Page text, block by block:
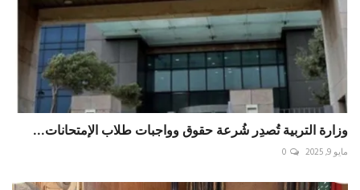
وزارة التربية تُصدِر شُرعة حقوق وواجبات طلاب الإمتحانات...
مايو 9, 2025 0